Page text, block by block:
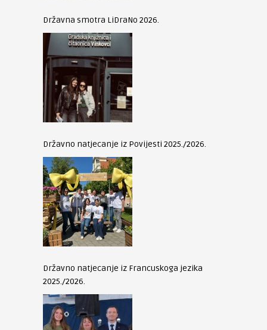
Državna smotra LiDraNo 2026.
Državno natjecanje iz Povijesti 2025./2026.
Državno natjecanje iz Francuskoga jezika
2025./2026.